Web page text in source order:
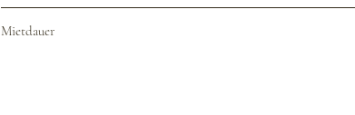
Reinigungspauschale von  5€/Artikel.
Mietdauer